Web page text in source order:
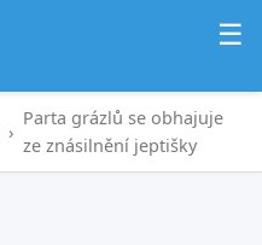
☰
›
Parta grázlů se obhajuje
ze znásilnění jeptišky